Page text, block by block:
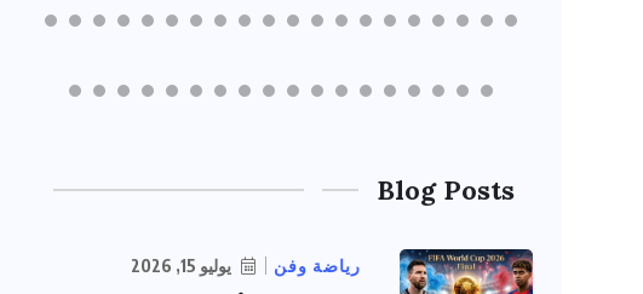
Blog Posts
رياضة وفن يوليو 15, 2026